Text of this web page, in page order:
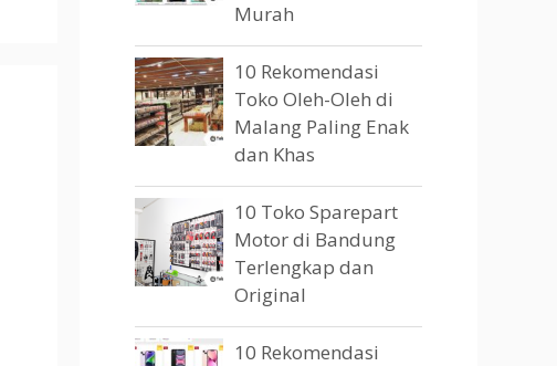
Murah
10 Rekomendasi
Toko Oleh-Oleh di
Malang Paling Enak
dan Khas
10 Toko Sparepart
Motor di Bandung
Terlengkap dan
Original
10 Rekomendasi